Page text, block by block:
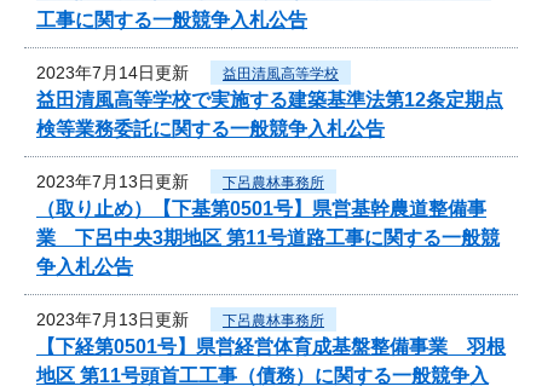
工事に関する一般競争入札公告
2023年7月14日更新 益田清風高等学校
益田清風高等学校で実施する建築基準法第12条定期点
検等業務委託に関する一般競争入札公告
2023年7月13日更新 下呂農林事務所
（取り止め）【下基第0501号】県営基幹農道整備事
業 下呂中央3期地区 第11号道路工事に関する一般競
争入札公告
2023年7月13日更新 下呂農林事務所
【下経第0501号】県営経営体育成基盤整備事業 羽根
地区 第11号頭首工工事（債務）に関する一般競争入